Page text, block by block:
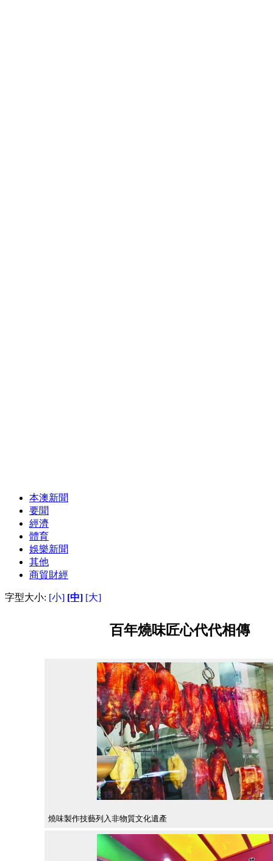
本澳新聞
要聞
經濟
體育
娛樂新聞
其他
商貿財經
字型大小: [小] [中] [大]
百年燒味匠心代代相傳
燒味製作技藝列入非物質文化遺產